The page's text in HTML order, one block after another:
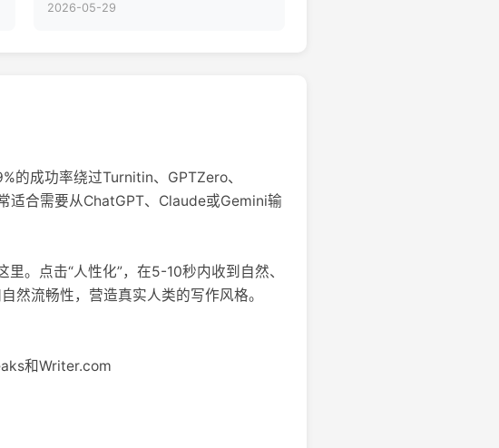
2026-05-29
的成功率绕过Turnitin、GPTZero、
合需要从ChatGPT、Claude或Gemini输
。点击“人性化”，在5-10秒内收到自然、
然流畅性，营造真实人类的写作风格。
和Writer.com